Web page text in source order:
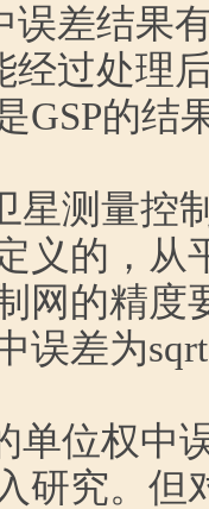
误差结果
经过处理
GSP的结
星测量控
义的，从
网的精度
误差为
单位权中
研究。但